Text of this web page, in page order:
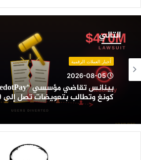
التاليمؤسسي
“RedotPay”
هونغ
كونغ
إلى
470
أخبار العملات الرقمية
2026-08-05
كونغ وتطالب بتعويضات تصل إلى 470 مليون دولار